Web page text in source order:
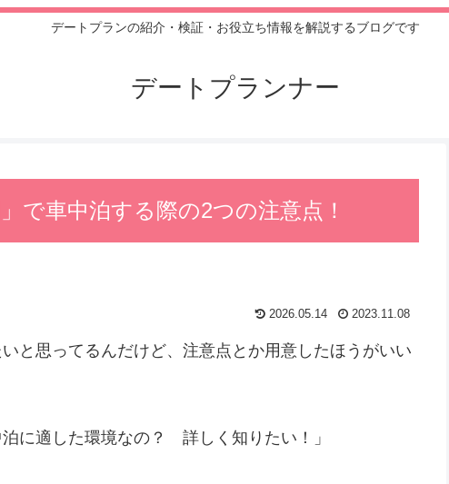
デートプランの紹介・検証・お役立ち情報を解説するブログです
デートプランナー
で車中泊する際の2つの注意点！
2026.05.14 2023.11.08
と思ってるんだけど、注意点とか用意したほうがいい
に適した環境なの？ 詳しく知りたい！」